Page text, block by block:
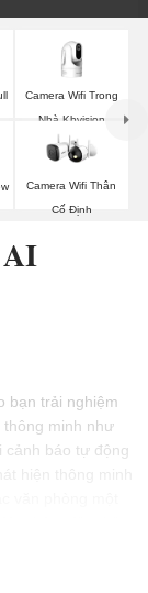
Camera Wifi Trong
Nhà Kbvision
Camera Wifi Thân
Cố Định
bạn trải nghiệm
thông minh như
cảnh báo tự động
xa.